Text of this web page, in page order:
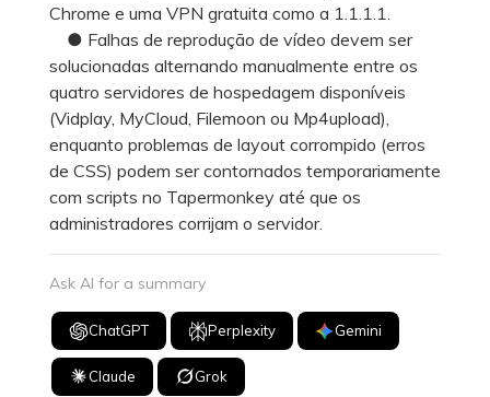
Chrome e uma VPN gratuita como a 1.1.1.1.
● Falhas de reprodução de vídeo devem ser
solucionadas alternando manualmente entre os
quatro servidores de hospedagem disponíveis
(Vidplay, MyCloud, Filemoon ou Mp4upload),
enquanto problemas de layout corrompido (erros
de CSS) podem ser contornados temporariamente
com scripts no Tapermonkey até que os
administradores corrijam o servidor.
Ask AI for a summary
ChatGPT Perplexity Gemini
Claude Grok